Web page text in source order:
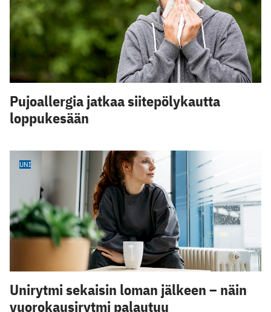
Pujoallergia jatkaa siitepölykautta
loppukesään
UNI
Unirytmi sekaisin loman jälkeen – näin
vuorokausirytmi palautuu